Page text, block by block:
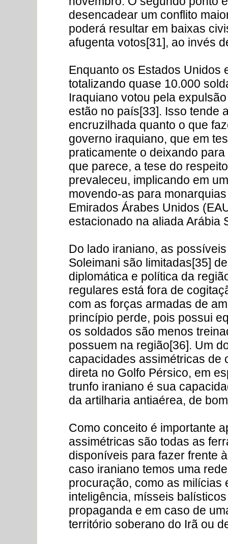
desencadear um conflito
poderá resultar em baixas
afugenta votos[31], ao invés
Enquanto os Estados Unidos
totalizando quase 10.000
Iraquiano votou pela
estão no país[33]. Isso tende
encruzilhada quanto o que
governo iraquiano, que em
praticamente o deixando
que parece, a tese do
prevaleceu, implicando em
movendo-as para
Emirados Árabes Unidos
estacionado na aliada Arábia
Do lado iraniano, as
Soleimani são limitadas[35]
diplomática e política da
regulares está fora de
com as forças armadas de
princípio perde, pois possui
os soldados são menos
possuem na região[36]. Um
capacidades assimétricas de
direta no Golfo Pérsico, em
trunfo iraniano é sua
da artilharia antiaérea, de
Como conceito é importante
assimétricas são todas as
disponíveis para fazer frente
caso iraniano temos uma
procuração, como as milícias
inteligência, mísseis
propaganda e em caso de
território soberano do Irã ou